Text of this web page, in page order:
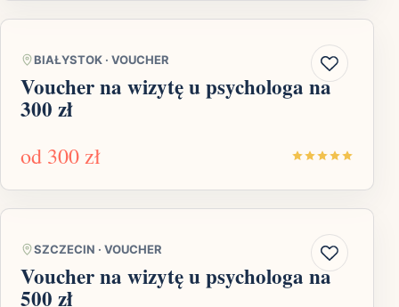
BIAŁYSTOK · VOUCHER
Voucher na wizytę u psychologa na
300 zł
od 300 zł
SZCZECIN · VOUCHER
Voucher na wizytę u psychologa na
500 zł